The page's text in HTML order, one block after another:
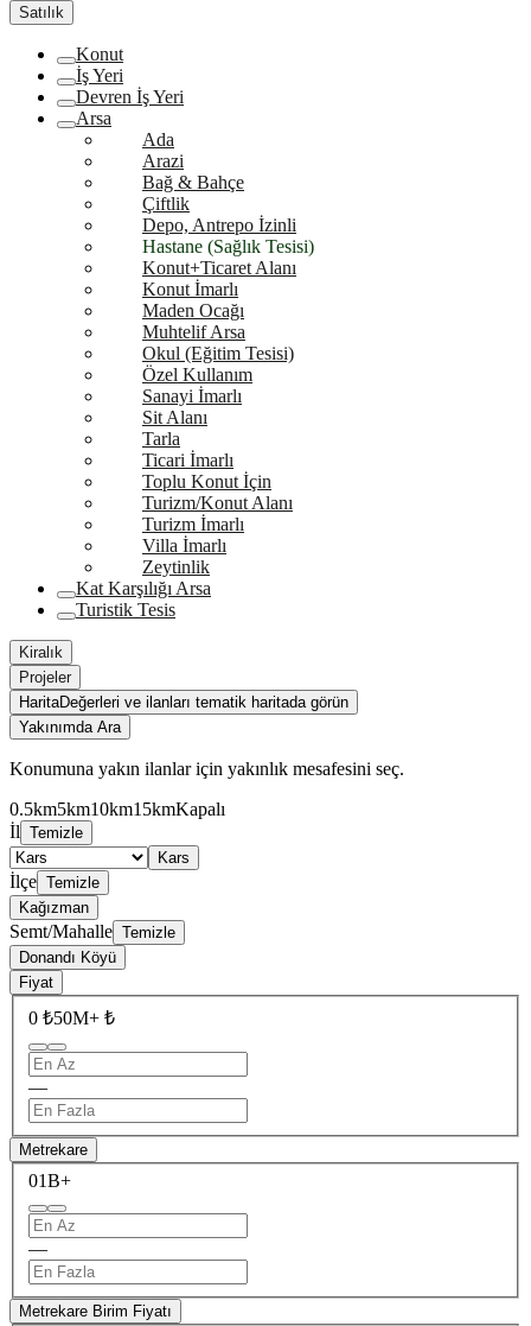
Satılık
Konut
İş Yeri
Devren İş Yeri
Arsa
Ada
Arazi
Bağ & Bahçe
Çiftlik
Depo, Antrepo İzinli
Hastane (Sağlık Tesisi)
Konut+Ticaret Alanı
Konut İmarlı
Maden Ocağı
Muhtelif Arsa
Okul (Eğitim Tesisi)
Özel Kullanım
Sanayi İmarlı
Sit Alanı
Tarla
Ticari İmarlı
Toplu Konut İçin
Turizm/Konut Alanı
Turizm İmarlı
Villa İmarlı
Zeytinlik
Kat Karşılığı Arsa
Turistik Tesis
Kiralık
Projeler
HaritaDeğerleri ve ilanları tematik haritada görün
Yakınımda Ara
Konumuna yakın ilanlar için yakınlık mesafesini seç.
0.5km5km10km15kmKapalı
İl Temizle
Kars
İlçe Temizle
Kağızman
Semt/Mahalle Temizle
Donandı Köyü
Fiyat
0 ₺50M+ ₺
—
Metrekare
01B+
—
Metrekare Birim Fiyatı